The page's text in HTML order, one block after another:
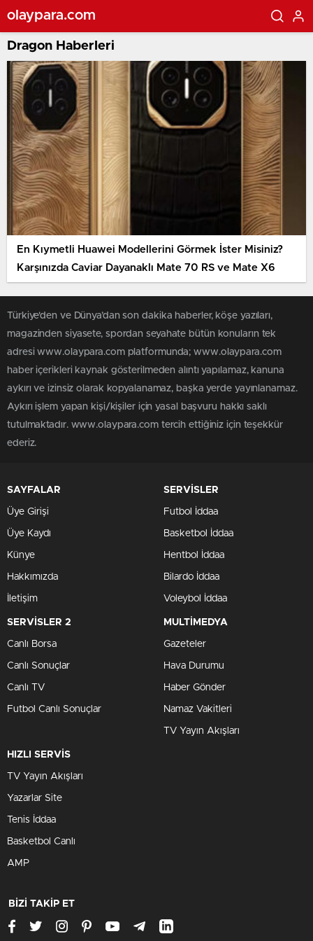
olaypara.com
Dragon Haberleri
En Kıymetli Huawei Modellerini Görmek İster Misiniz?
Karşınızda Caviar Dayanaklı Mate 70 RS ve Mate X6
Türkiye'den ve Dünya’dan son dakika haberler, köşe yazıları,
magazinden siyasete, spordan seyahate bütün konuların tek
adresi www.olaypara.com platformunda; www.olaypara.com
haber içerikleri kaynak gösterilmeden alıntı yapılamaz, kanuna
aykırı ve izinsiz olarak kopyalanamaz, başka yerde yayınlanamaz.
Aykırı işlem yapan kişi/kişiler için yasal başvuru hakkı saklı
tutulmaktadır. www.olaypara.com tercih ettiğiniz için teşekkür
ederiz.
SAYFALAR
Üye Girişi
Üye Kaydı
Künye
Hakkımızda
İletişim
SERVİSLER
Futbol İddaa
Basketbol İddaa
Hentbol İddaa
Bilardo İddaa
Voleybol İddaa
SERVİSLER 2
Canlı Borsa
Canlı Sonuçlar
Canlı TV
Futbol Canlı Sonuçlar
MULTİMEDYA
Gazeteler
Hava Durumu
Haber Gönder
Namaz Vakitleri
TV Yayın Akışları
HIZLI SERVİS
TV Yayın Akışları
Yazarlar Site
Tenis İddaa
Basketbol Canlı
AMP
BİZİ TAKİP ET